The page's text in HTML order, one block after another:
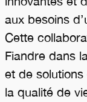
aux besoins
Cette
Fiandre dans
et de
la qualité de